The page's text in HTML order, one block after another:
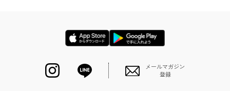
メールマガジン
登録